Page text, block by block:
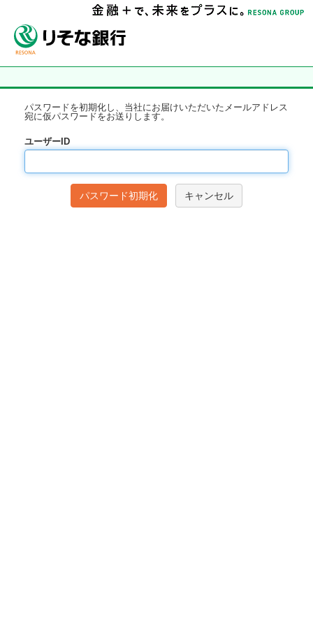
パスワードを初期化し、当社にお届けいただいたメールアドレス
宛に仮パスワードをお送りします。
ユーザーID
キャンセル